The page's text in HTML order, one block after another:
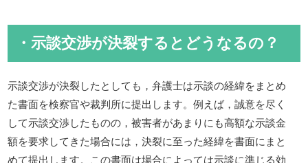
・示談交渉が決裂するとどうなるの？
示談交渉が決裂したとしても，弁護士は示談の経緯をまとめ
た書面を検察官や裁判所に提出します。例えば，誠意を尽く
して示談交渉したものの，被害者があまりにも高額な示談金
額を要求してきた場合には，決裂に至った経緯を書面にまと
めて提出します。この書面は場合によっては示談に準じる効